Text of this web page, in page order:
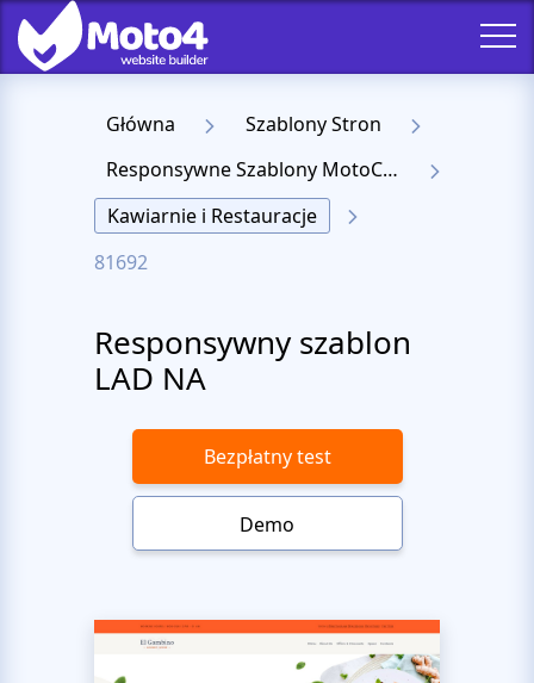
Główna
Szablony Stron
Responsywne Szablony MotoCMS 3
Kawiarnie i Restauracje
81692
Responsywny szablon
LAD NA
Bezpłatny test
Demo